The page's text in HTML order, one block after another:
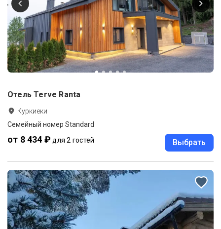
Отель Terve Ranta
Куркиеки
Семейный номер Standard
от 8 434 ₽ для 2 гостей Выбрать